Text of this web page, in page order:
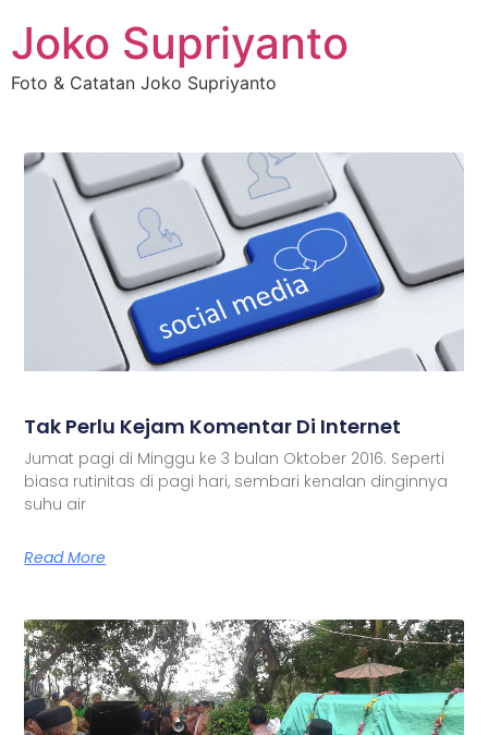
Joko Supriyanto
Foto & Catatan Joko Supriyanto
Tak Perlu Kejam Komentar Di Internet
Jumat pagi di Minggu ke 3 bulan Oktober 2016. Seperti
biasa rutinitas di pagi hari, sembari kenalan dinginnya
suhu air
Read More